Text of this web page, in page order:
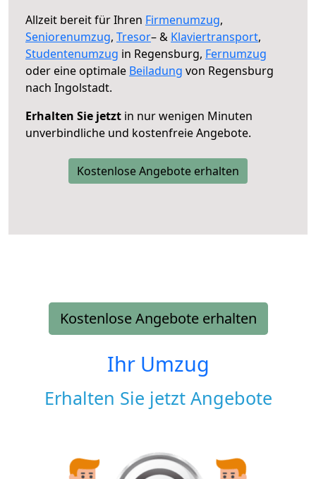
Allzeit bereit für Ihren Firmenumzug,
Seniorenumzug, Tresor– & Klaviertransport,
Studentenumzug in Regensburg, Fernumzug
oder eine optimale Beiladung von Regensburg
nach Ingolstadt.
Erhalten Sie jetzt in nur wenigen Minuten
unverbindliche und kostenfreie Angebote.
Kostenlose Angebote erhalten
Kostenlose Angebote erhalten
Ihr Umzug
Erhalten Sie jetzt Angebote